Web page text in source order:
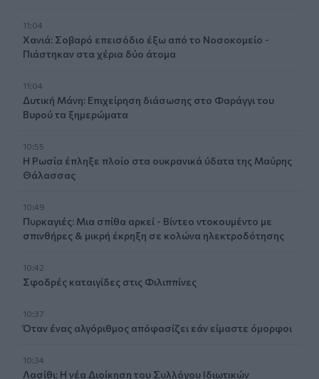
11:04
Χανιά: Σοβαρό επεισόδιο έξω από το Νοσοκομείο -
Πιάστηκαν στα χέρια δύο άτομα
11:04
Δυτική Μάνη: Επιχείρηση διάσωσης στο Φαράγγι του
Βυρού τα ξημερώματα
10:55
Η Ρωσία έπληξε πλοίο στα ουκρανικά ύδατα της Μαύρης
Θάλασσας
10:49
Πυρκαγιές: Μια σπίθα αρκεί - Βίντεο ντοκουμέντο με
σπινθήρες & μικρή έκρηξη σε κολώνα ηλεκτροδότησης
10:42
Σφοδρές καταιγίδες στις Φιλιππίνες
10:37
Όταν ένας αλγόριθμος απόφασίζει εάν είμαστε όμορφοι
10:34
Λασίθι: Η νέα Διοίκηση του Συλλόγου Ιδιωτικών